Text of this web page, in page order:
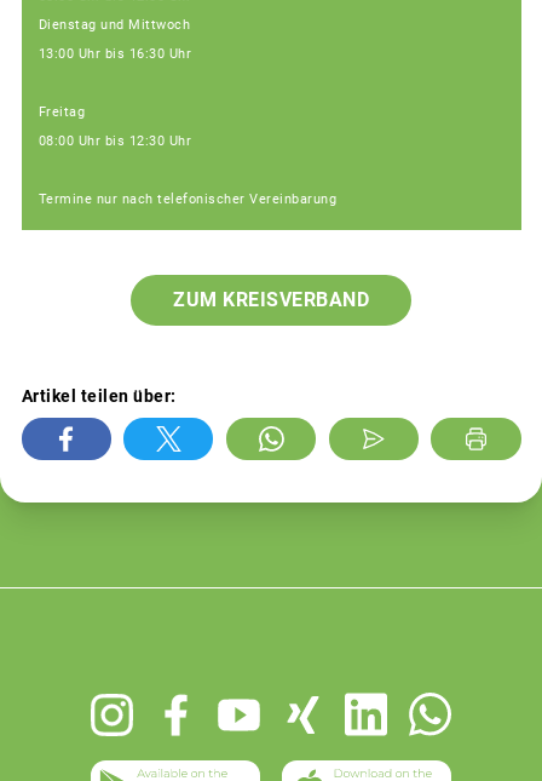
Dienstag und Mittwoch
13:00 Uhr bis 16:30 Uhr
Freitag
08:00 Uhr bis 12:30 Uhr
Termine nur nach telefonischer Vereinbarung
ZUM KREISVERBAND
Artikel teilen über: